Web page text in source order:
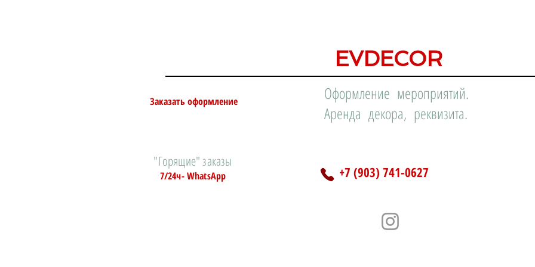
EVDECOR
Заказать оформление
"Горящие" заказы
7/24ч- WhatsApp
Оформление мероприятий.
Аренда декора, реквизита.
+7 (903) 741-0627